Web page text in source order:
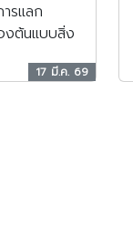
รแลก
งต้นแบบสิ่ง
17 มี.ค. 69